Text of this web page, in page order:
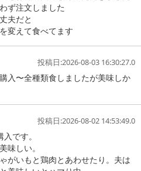
】
わいに合う野菜(ガーリック、ト
)、小麦粉、砂糖、食塩、でんぷん、ホエイパウ
香辛料、生クリーム、米粉、オニオンパウダ
ず注文しました
夫だと
変えて食べてます
投稿日:2026-08-03 16:30:27.0
入〜全種類食しましたが美味しか
投稿日:2026-08-02 14:53:49.0
です。
味しい。
がいもと鶏肉とあわせたり。夫は